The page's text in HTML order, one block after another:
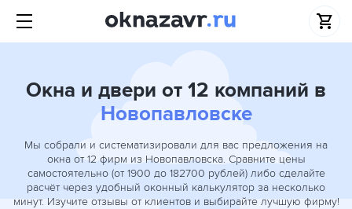
Окна и двери от 12 компаний в
Новопавловске
Мы собрали и систематизировали для вас предложения на
окна от 12 фирм из Новопавловска. Сравните цены
самостоятельно (от 1900 до 182700 рублей) либо сделайте
расчёт через удобный оконный калькулятор за несколько
минут. Изучите отзывы от клиентов и выбирайте лучшую фирму!